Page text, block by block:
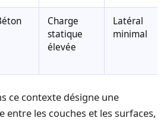
Charge
statique
élevée
Latéral
minimal
ce contexte désigne une
entre les couches et les surfaces,